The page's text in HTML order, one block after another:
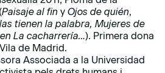
Paisaje al fin y Ojos de quién,
tienen la palabra, Mujeres de
La cacharrería…). Primera dona
de Madrid.
Associada a la Universidad